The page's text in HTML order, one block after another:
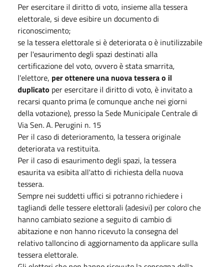
Per esercitare il diritto di voto, insieme alla tessera
elettorale, si deve esibire un documento di
riconoscimento;
se la tessera elettorale si è deteriorata o è inutilizzabile
per l'esaurimento degli spazi destinati alla
certificazione del voto, ovvero è stata smarrita,
l'elettore, per ottenere una nuova tessera o il
duplicato per esercitare il diritto di voto, è invitato a
recarsi quanto prima (e comunque anche nei giorni
della votazione), presso la Sede Municipale Centrale di
Via Sen. A. Perugini n. 15
Per il caso di deterioramento, la tessera originale
deteriorata va restituita.
Per il caso di esaurimento degli spazi, la tessera
esaurita va esibita all'atto di richiesta della nuova
tessera.
Sempre nei suddetti uffici si potranno richiedere i
tagliandi delle tessere elettorali (adesivi) per coloro che
hanno cambiato sezione a seguito di cambio di
abitazione e non hanno ricevuto la consegna del
relativo talloncino di aggiornamento da applicare sulla
tessera elettorale.